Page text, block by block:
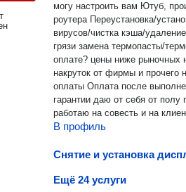
могу настроить вам Ютуб,
роутера Переустановка/установка виндовс любой версии Удаление
вирусов/чистка кэша/удаление не
грязи замена термопасты/термо прокладок и многое другое Что по
оплате? цены ниже рыночных на 30-50% Т.к работаю от себя
накруток от фирмы и прочего нет. заранее обсуждаем
оплаты Оплата после выполнения всех услуг. что по гарантиям?
гарантии даю от себя от
работаю на совесть и на
В профиль
Ещё 24 услуги